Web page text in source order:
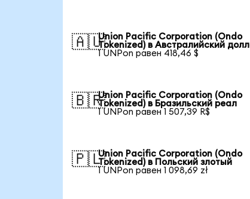
🇦🇺Union Pacific Corporation (Ondo
Tokenized) в Австралийский
1 UNPon равен 418,46 $
🇧🇷Union Pacific Corporation (Ondo
Tokenized) в Бразильский реал
1 UNPon равен 1 507,39 R$
🇵🇱Union Pacific Corporation (Ondo
Tokenized) в Польский злотый
1 UNPon равен 1 098,69 zł